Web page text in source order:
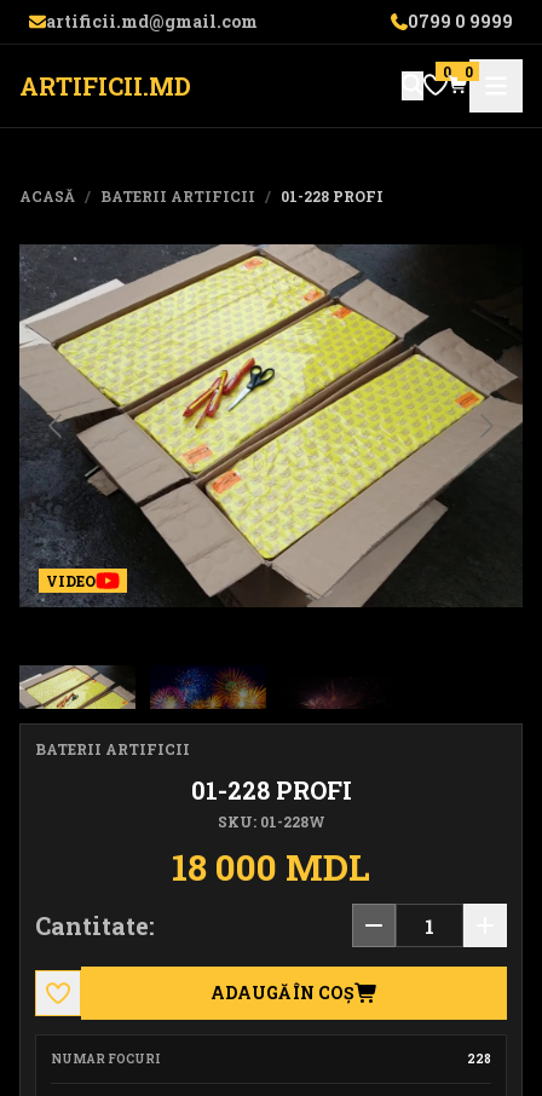
artificii.md@gmail.com 0799 0 9999
ARTIFICII.MD 0 0
ACASĂ / BATERII ARTIFICII / 01-228 PROFI
VIDEO
BATERII ARTIFICII
01-228 PROFI
SKU: 01-228W
18 000 MDL
Cantitate:
ADAUGĂ ÎN COȘ
NUMAR FOCURI 228